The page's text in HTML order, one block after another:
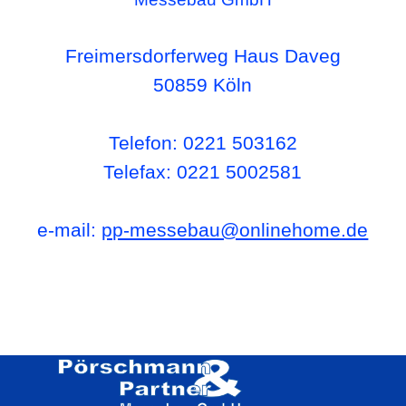
Freimersdorferweg Haus Daveg
50859 Köln
Telefon: 0221 503162
Telefax: 0221 5002581
e-mail: pp-messebau@onlinehome.de